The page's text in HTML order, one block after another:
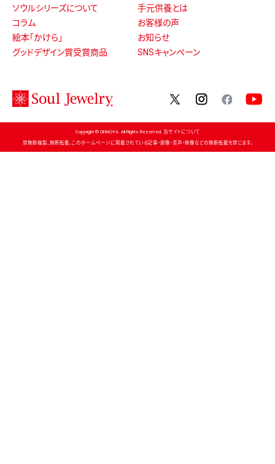
ソウルシリーズについて
手元供養とは
コラム
お客様の声
絵本「かけら」
お知らせ
グッドデザイン賞受賞商品
SNSキャンペーン
twitterinstagram
Copyright © OHNOYA. All Rights Reserved. 当サイトについて
禁無断複製、無断転載、このホームページに掲載されている記事・画像・音声・映像などの無断転載を禁じます。